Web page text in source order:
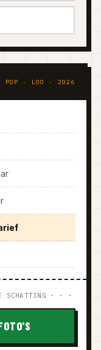
POP · LOO · 2026
SCHATTING · · ·